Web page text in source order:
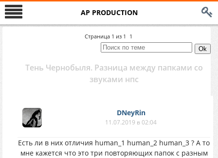
AP PRODUCTION
Страница 1 из 1 1
Тень Чернобыля. Разница между папками со
звуками нпс
DNeyRin
11.07.2019 в 02:04
Есть ли в них отличия human_1 human_2 human_3 ? А то
мне кажется что это три повторяющих папок с разным